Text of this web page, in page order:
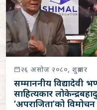
२६ असोज २०८०, शुक्रबार
सम्माननीय विद्यादेवी
साहित्यकार
‘अपराजिता’को विमोचन